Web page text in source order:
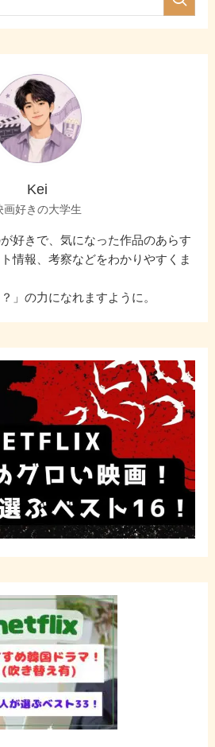
Kei
画好きの大学生
好きで、気になった作品のあらす
情報、考察などをわかりやすくま
」の力になれますように。